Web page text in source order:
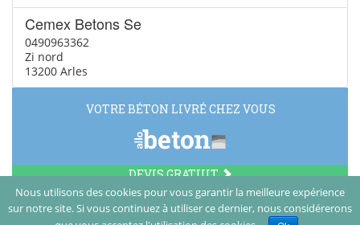
Cemex Betons Se
0490963362
Zi nord
13200 Arles
VOTRE BÉTON LIVRÉ CHEZ VOUS
DEVIS GRATUIT
Nous utilisons des cookies pour vous garantir la meilleure expérience
sur notre site. Si vous continuez à utiliser ce dernier, nous considérerons
© Vamboisset Media 2014